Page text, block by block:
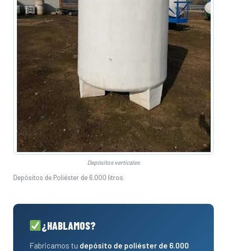
Depósitos verticales
Depósitos de Poliéster de 6.000 litros
¿HABLAMOS?
Fabricamos tu depósito de poliéster de 6.000